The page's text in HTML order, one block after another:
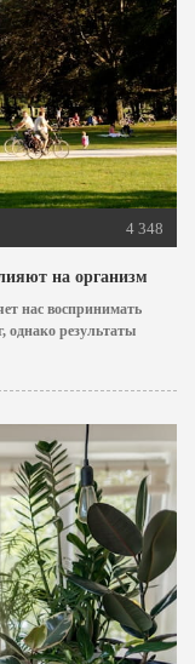
4 348
на организм
нас воспринимать
однако результаты